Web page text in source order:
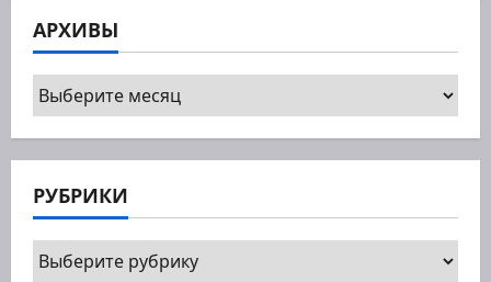
АРХИВЫ
Архивы
РУБРИКИ
Рубрики